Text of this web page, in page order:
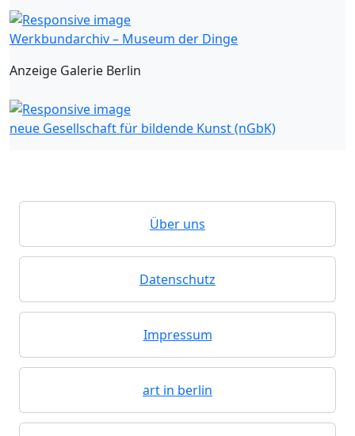
Werkbundarchiv – Museum der Dinge
Anzeige Galerie Berlin
neue Gesellschaft für bildende Kunst (nGbK)
Über uns
Datenschutz
Impressum
art in berlin